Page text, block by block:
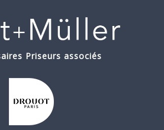
Priseurs associés